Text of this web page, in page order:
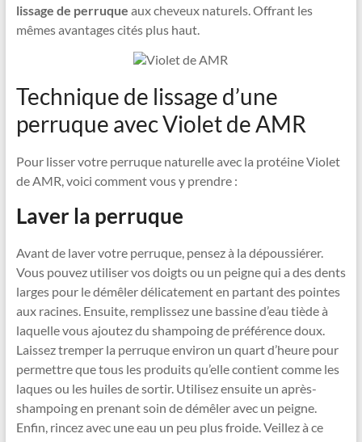
lissage de perruque aux cheveux naturels. Offrant les
mêmes avantages cités plus haut.
Technique de lissage d’une
perruque avec Violet de AMR
Pour lisser votre perruque naturelle avec la protéine Violet
de AMR, voici comment vous y prendre :
Laver la perruque
Avant de laver votre perruque, pensez à la dépoussiérer.
Vous pouvez utiliser vos doigts ou un peigne qui a des dents
larges pour le démêler délicatement en partant des pointes
aux racines. Ensuite, remplissez une bassine d’eau tiède à
laquelle vous ajoutez du shampoing de préférence doux.
Laissez tremper la perruque environ un quart d’heure pour
permettre que tous les produits qu’elle contient comme les
laques ou les huiles de sortir. Utilisez ensuite un après-
shampoing en prenant soin de démêler avec un peigne.
Enfin, rincez avec une eau un peu plus froide. Veillez à ce